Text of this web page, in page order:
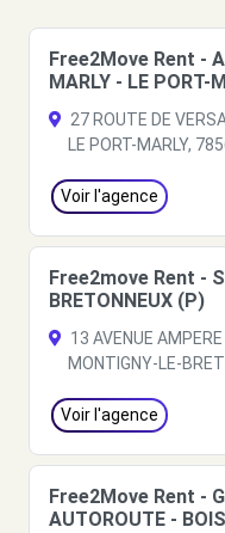
Free2Move Rent -
MARLY - LE PORT-
27 ROUTE DE
LE PORT-MARLY,
Voir l'agence
Free2move Rent -
BRETONNEUX (P)
13 AVENUE AMPERE
MONTIGNY-LE-
Voir l'agence
Free2Move Rent -
AUTOROUTE -